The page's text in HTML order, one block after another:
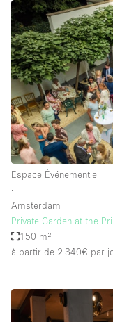
Espace Événementiel
∙
Amsterdam
Private Garden at the
150 m²
à partir de 2.340€ par